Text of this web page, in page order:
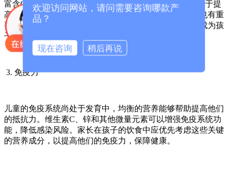
富含Omega-3脂肪酸的食物（如鱼类和坚果）被认为有助于提
高儿童的认知能力。此外，维生素和矿物质对大脑健康也有重
要的支持作用，因此，不同种类的新鲜水果和蔬菜应当成为孩
子饮食的一部分。
3. 免疫力
儿童的免疫系统尚处于发育中，均衡的营养能够帮助提高他们
的抵抗力。维生素C、锌和其他微量元素可以增强免疫系统功
能，降低感染风险。家长在孩子的饮食中应优先考虑这些关键
的营养成分，以提高他们的免疫力，保障健康。
欢迎访问网站，请问需要咨询哪款产
品？
现在咨询 稍后再说